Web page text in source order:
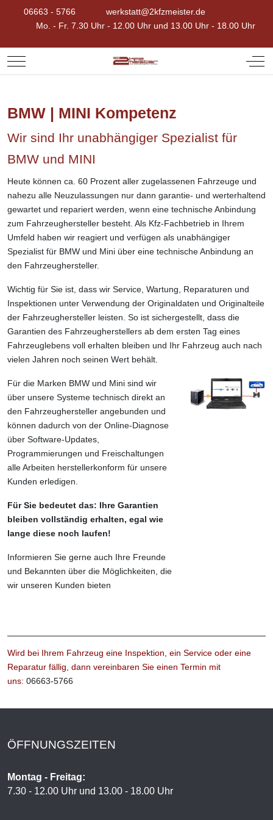
06663 - 5766
werkstatt@2kfzmeister.de
Mo. - Fr. 7.30 Uhr - 12.00 Uhr und 13.00 Uhr - 18.00 Uhr
Mobile Menu Toggle Off-
BMW | MINI Kompetenz
Wir sind Ihr unabhängiger Spezialist für
BMW und MINI
Heute können ca. 60 Prozent aller zugelassenen Fahrzeuge und
nahezu alle Neuzulassungen nur dann garantie- und werterhaltend
gewartet und repariert werden, wenn eine technische Anbindung
zum Fahrzeughersteller besteht. Als Kfz-Fachbetrieb in Ihrem
Umfeld haben wir reagiert und verfügen als unabhängiger
Spezialist für BMW und Mini über eine technische Anbindung an
den Fahrzeughersteller.
Wichtig für Sie ist, dass wir Service, Wartung, Reparaturen und
Inspektionen unter Verwendung der Originaldaten und Originalteile
der Fahrzeughersteller leisten. So ist sichergestellt, dass die
Garantien des Fahrzeugherstellers ab dem ersten Tag eines
Fahrzeuglebens voll erhalten bleiben und Ihr Fahrzeug auch nach
vielen Jahren noch seinen Wert behält.
Für die Marken BMW und Mini sind wir
über unsere Systeme technisch direkt an
den Fahrzeughersteller angebunden und
können dadurch von der Online-Diagnose
über Software-Updates,
Programmierungen und Freischaltungen
alle Arbeiten herstellerkonform für unsere
Kunden erledigen.
Für Sie bedeutet das: Ihre Garantien
bleiben vollständig erhalten, egal wie
lange diese noch laufen!
Informieren Sie gerne auch Ihre Freunde
und Bekannten über die Möglichkeiten, die
wir unseren Kunden bieten
Wird bei Ihrem Fahrzeug eine Inspektion, ein Service oder eine
Reparatur fällig, dann vereinbaren Sie einen Termin mit
uns: 06663-5766
ÖFFNUNGSZEITEN
Montag - Freitag:
7.30 - 12.00 Uhr und 13.00 - 18.00 Uhr